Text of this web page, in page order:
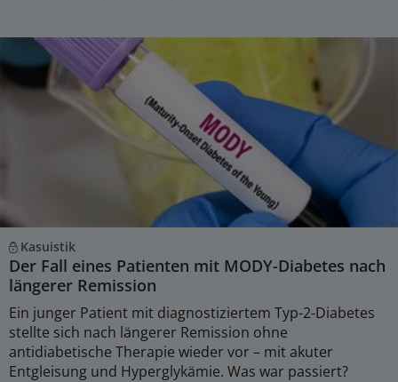
Kasuistik
Der Fall eines Patienten mit MODY-Diabetes nach
längerer Remission
Ein junger Patient mit diagnostiziertem Typ-2-Diabetes
stellte sich nach längerer Remission ohne
antidiabetische Therapie wieder vor – mit akuter
Entgleisung und Hyperglykämie. Was war passiert?